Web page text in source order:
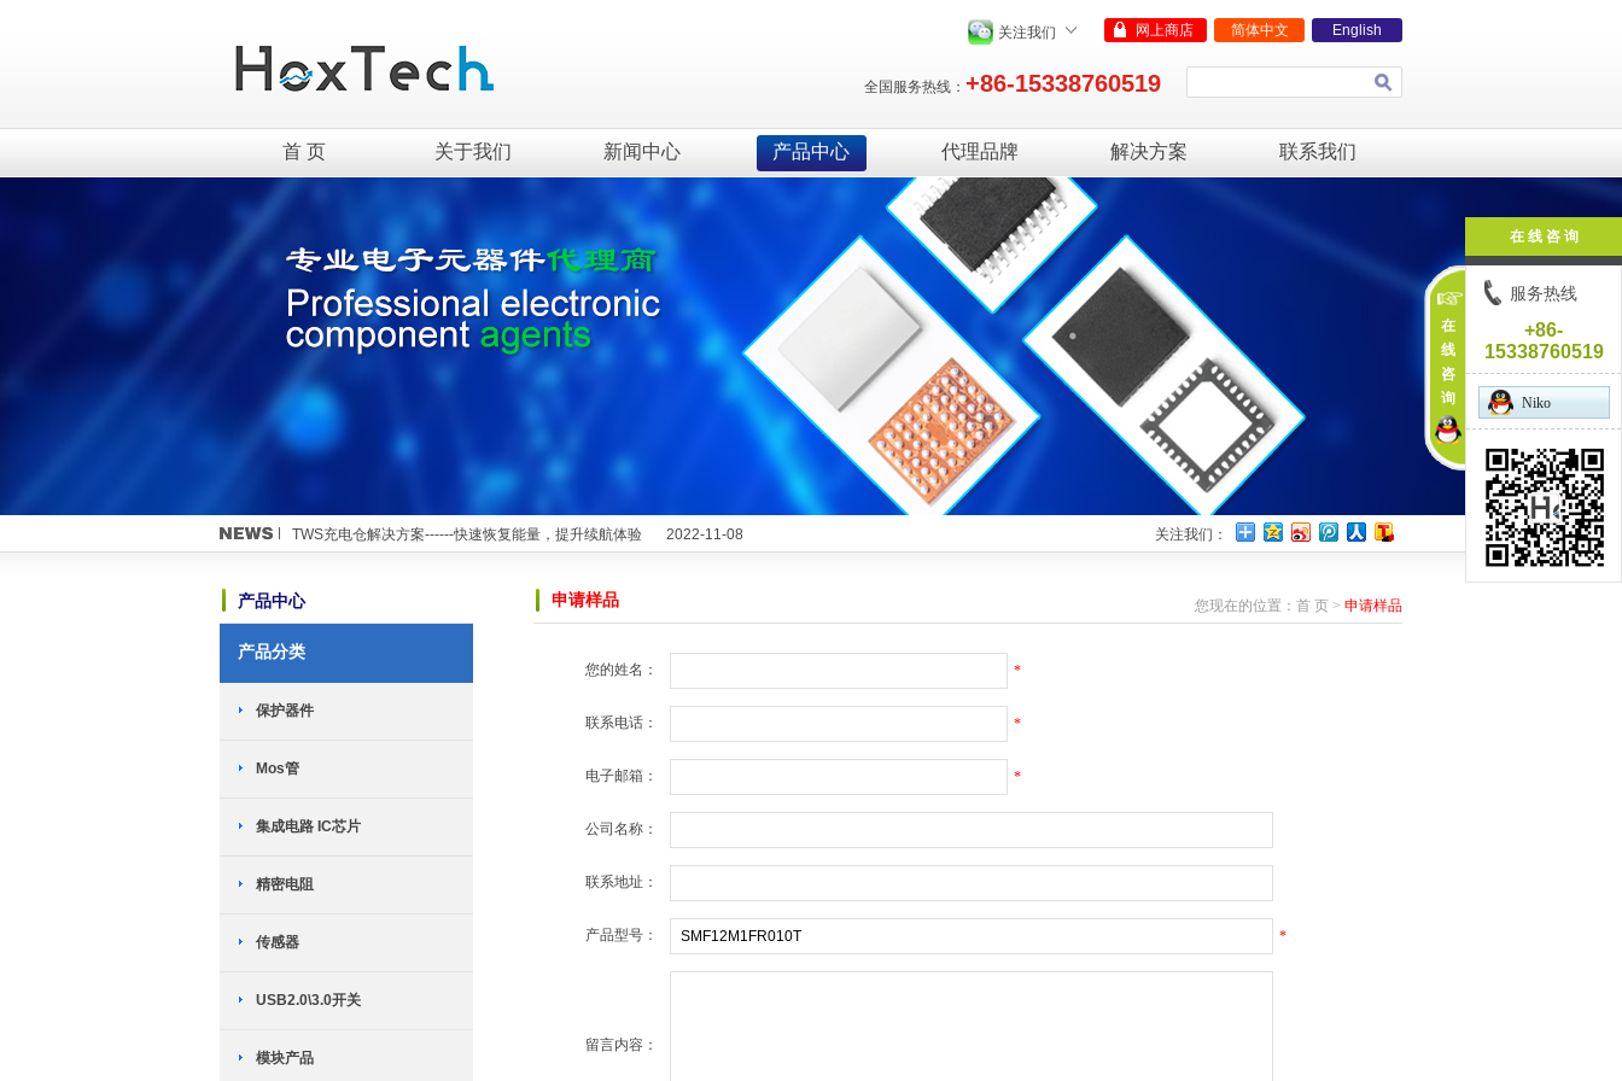
关注我们 网上商店 简体中文 English
全国服务热线： +86-15338760519
首 页 关于我们 新闻中心 产品中心 代理品牌 解决方案 联系我们
TWS充电仓解决方案------快速恢复能量，提升续航体验
2022-11-08
恭喜赫兴科与上海晟矽微电子股份有限公司的MCU产品达成战略合作
TWS耳机专用：劲芯微推出两款SoC无线充电接收方案
2019-04-22
恭喜赫兴科与台湾迅杰（ENE）达成战略合作
2018-11-15
新网站全新上线
2025-12-29
恭喜赫兴科与MST美加的霍尔传感器产品达成战略合作
2021-03-19
恭喜赫兴科与上海晟矽微电子股份有限公司的MCU产品达成战略合作
2019-04-22
TWS耳机专用：劲芯微推出两款SoC无线充电接收方案
恭喜赫兴科与台湾迅杰（ENE）达成战略合作
2018-11-15
关注我们：
产品中心
产品分类
保护器件
Mos管
集成电路 IC芯片
精密电阻
传感器
USB2.0\3.0开关
模块产品
申请样品 您现在的位置： 首 页 > 申请样品
您的姓名： *
联系电话： *
电子邮箱： *
公司名称：
联系地址：
产品型号： *
留言内容：
在 线 咨 询
在
线
咨
询
服务热线
+86-
15338760519
Niko